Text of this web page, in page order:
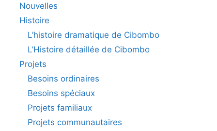
Nouvelles
Histoire
L’histoire dramatique de Cibombo
L’Histoire détaillée de Cibombo
Projets
Besoins ordinaires
Besoins spéciaux
Projets familiaux
Projets communautaires